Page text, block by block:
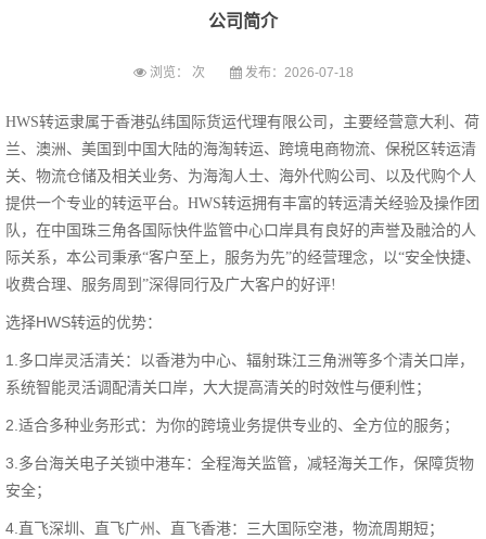
公司简介
浏览： 次 发布：2026-07-18
HWS转运隶属于香港弘纬国际货运代理有限公司，主要经营意大利、荷
兰、澳洲、美国到中国大陆的海淘转运、跨境电商物流、保税区转运清
关、物流仓储及相关业务、为海淘人士、海外代购公司、以及代购个人
提供一个专业的转运平台。HWS转运拥有丰富的转运清关经验及操作团
队，在中国珠三角各国际快件监管中心口岸具有良好的声誉及融洽的人
际关系，本公司秉承“客户至上，服务为先”的经营理念，以“安全快捷、
收费合理、服务周到”深得同行及广大客户的好评!
选择HWS转运的优势：
1.多口岸灵活清关：以香港为中心、辐射珠江三角洲等多个清关口岸，
系统智能灵活调配清关口岸，大大提高清关的时效性与便利性；
2.适合多种业务形式：为你的跨境业务提供专业的、全方位的服务；
3.多台海关电子关锁中港车：全程海关监管，减轻海关工作，保障货物
安全；
4.直飞深圳、 直飞广州、直飞香港：三大国际空港，物流周期短；